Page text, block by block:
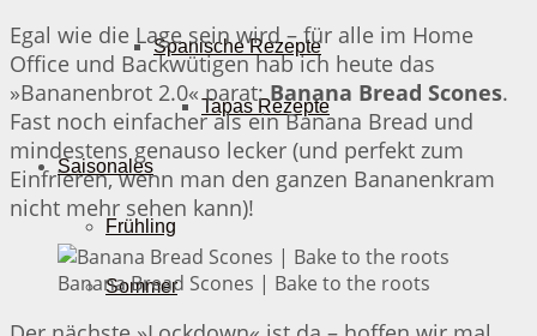
Spanische Rezepte
Tapas Rezepte
Saisonales
Frühling
Sommer
Egal wie die Lage sein wird – für alle im Home
Office und Backwütigen hab ich heute das
»Bananenbrot 2.0« parat:Banana Bread Scones.
Fast noch einfacher als ein Banana Bread und
mindestens genauso lecker (und perfekt zum
Einfrieren, wenn man den ganzen Bananenkram
nicht mehr sehen kann)!
Banana Bread Scones | Bake to the roots